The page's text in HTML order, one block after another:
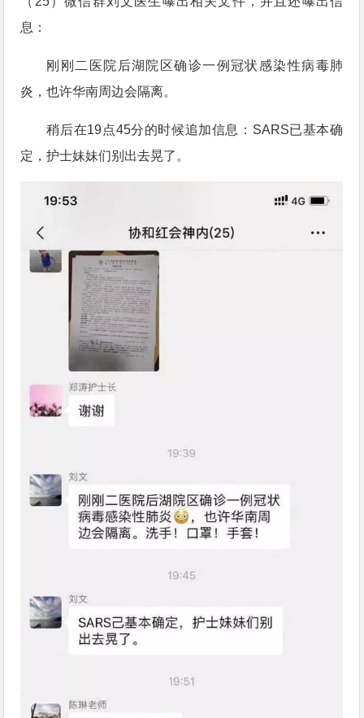
息：
刚刚二医院后湖院区确诊一例冠状感染性病毒肺
炎，也许华南周边会隔离。
稍后在19点45分的时候追加信息：SARS已基本确
定，护士妹妹们别出去晃了。